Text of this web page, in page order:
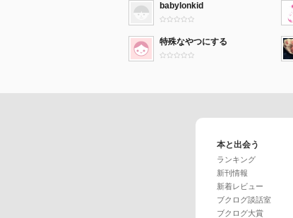
babylonkid
特殊なやつにする
本と出会う
ランキング
新刊情報
新着レビュー
ブクログ談話室
ブクログ大賞